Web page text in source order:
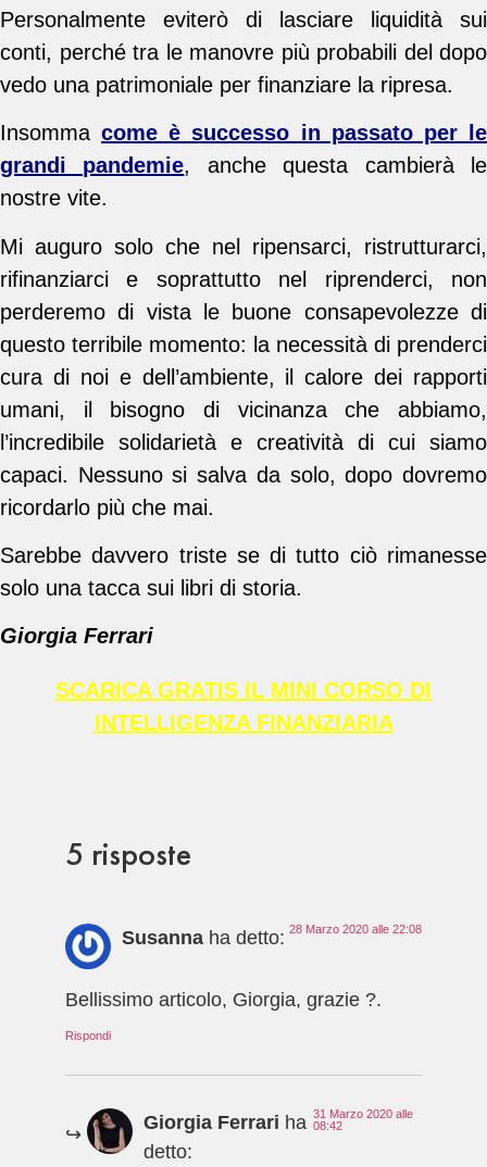
Personalmente eviterò di lasciare liquidità sui
conti, perché tra le manovre più probabili del dopo
vedo una patrimoniale per finanziare la ripresa.
Insommacome è successo in passato per le
grandi pandemie, anche questa cambierà le
nostre vite.
Mi auguro solo che nel ripensarci, ristrutturarci,
rifinanziarci e soprattutto nel riprenderci, non
perderemo di vista le buone consapevolezze di
questo terribile momento: la necessità di prenderci
cura di noi e dell’ambiente, il calore dei rapporti
umani, il bisogno di vicinanza che abbiamo,
l’incredibile solidarietà e creatività di cui siamo
capaci. Nessuno si salva da solo, dopo dovremo
ricordarlo più che mai.
Sarebbe davvero triste se di tutto ciò rimanesse
solo una tacca sui libri di storia.
Giorgia Ferrari
SCARICA GRATIS IL MINI CORSO DI
INTELLIGENZA FINANZIARIA
5 risposte
Susanna ha detto: 28 Marzo 2020 alle 22:08
Bellissimo articolo, Giorgia, grazie ?.
Rispondi
Giorgia Ferrari ha
detto:
31 Marzo 2020 alle
08:42